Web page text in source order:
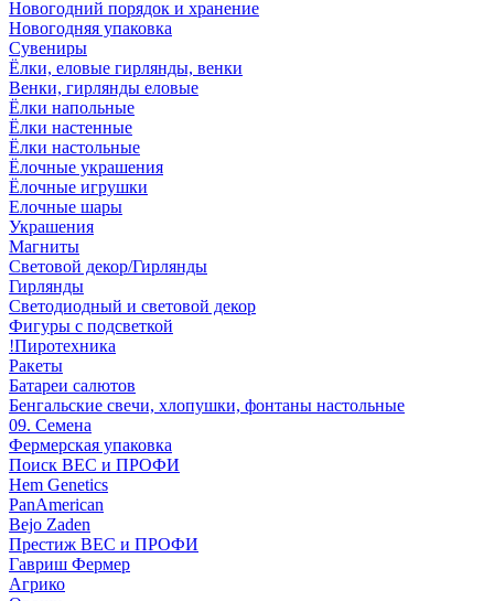
Новогодний порядок и хранение
Новогодняя упаковка
Сувениры
Ёлки, еловые гирлянды, венки
Венки, гирлянды еловые
Ёлки напольные
Ёлки настенные
Ёлки настольные
Ёлочные украшения
Ёлочные игрушки
Елочные шары
Украшения
Магниты
Световой декор/Гирлянды
Гирлянды
Светодиодный и световой декор
Фигуры с подсветкой
!Пиротехника
Ракеты
Батареи салютов
Бенгальские свечи, хлопушки, фонтаны настольные
09. Семена
Фермерская упаковка
Поиск ВЕС и ПРОФИ
Hem Genetics
PanAmerican
Bejo Zaden
Престиж ВЕС и ПРОФИ
Гавриш Фермер
Агрико